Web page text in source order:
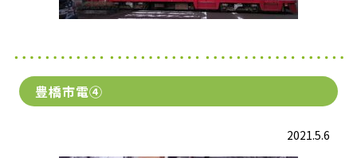
豊橋市電④
2021.5.6